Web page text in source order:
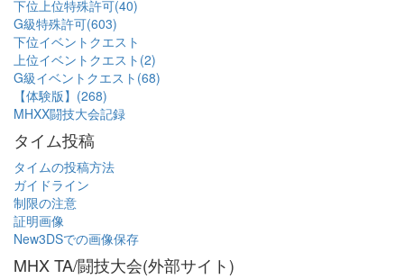
下位上位特殊許可(40)
G級特殊許可(603)
下位イベントクエスト
上位イベントクエスト(2)
G級イベントクエスト(68)
【体験版】(268)
MHXX闘技大会記録
タイム投稿
タイムの投稿方法
ガイドライン
制限の注意
証明画像
New3DSでの画像保存
MHX TA/闘技大会(外部サイト)